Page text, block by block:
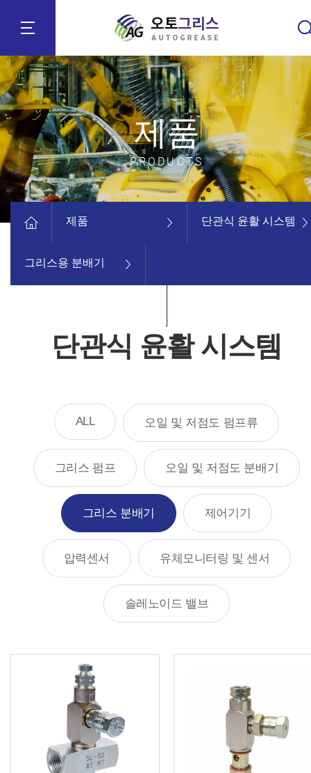
제품
PRODUCTS
제품 단관식 윤활 시스템
그리스용 분배기
단관식 윤활 시스템
ALL 오일 및 저점도 펌프류
그리스 펌프 오일 및 저점도 분배기
그리스 분배기 제어기기
압력센서 유체모니터링 및 센서
솔레노이드 밸브